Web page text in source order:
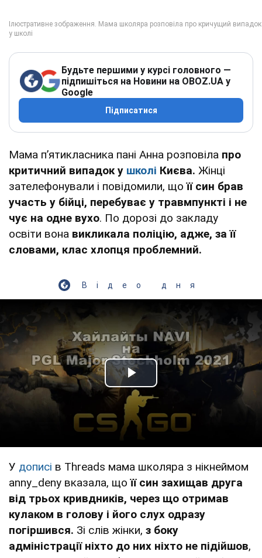
Будьте першими у курсі головного —
підпишіться на Новини на OBOZ.UA у
Google
Підписатися
Мама пʼятикласника пані Анна розповіла про
критичний випадок у школі Києва. Жінці
зателефонували і повідомили, щоїї син брав
участь у бійці, перебуває у травмпункті і не
чує на одне вухо. По дорозі до закладу
освіти вона викликала поліцію, адже, за її
словами, клас хлопця проблемний.
Відео дня
Play Video
У дописі в Threads мама школяра з нікнеймом
anny_deny вказала, щоїї син захищав друга
від трьох кривдників, через що отримав
кулаком в голову і його слух одразу
погіршився. Зі слів жінки, з боку
адміністрації ніхто до них ніхто не підійшов,